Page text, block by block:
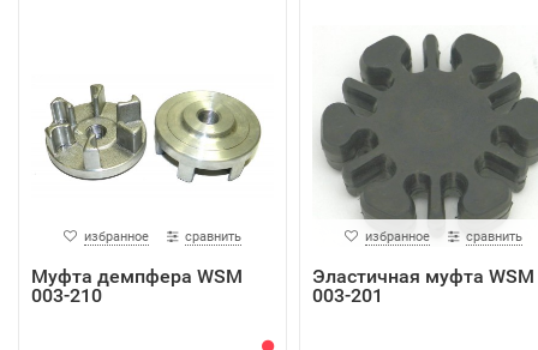
избранное сравнить
Муфта демпфера WSM
003-210
избранное сравнить
Эластичная муфта WSM
003-201